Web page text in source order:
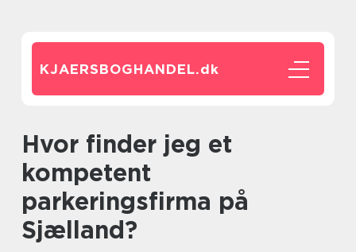
KJAERSBOGHANDEL.dk
Hvor finder jeg et
kompetent
parkeringsfirma på
Sjælland?